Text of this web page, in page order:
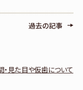
過去の記事
・見た目や仮歯について